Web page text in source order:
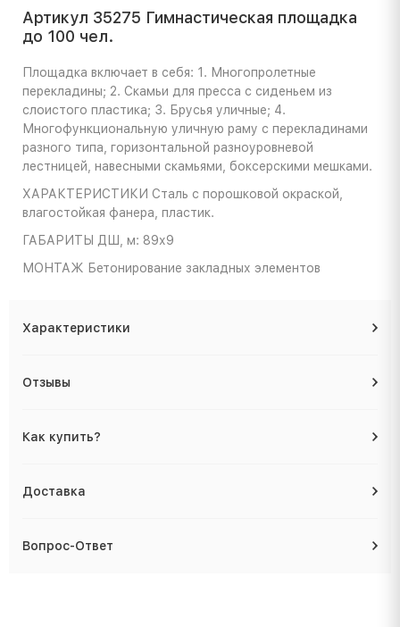
Артикул 35275 Гимнастическая площадка
до 100 чел.
Площадка включает в себя: 1. Многопролетные
перекладины; 2. Скамьи для пресса с сиденьем из
слоистого пластика; 3. Брусья уличные; 4.
Многофункциональную уличную раму с перекладинами
разного типа, горизонтальной разноуровневой
лестницей, навесными скамьями, боксерскими мешками.
ХАРАКТЕРИСТИКИ Сталь с порошковой окраской,
влагостойкая фанера, пластик.
ГАБАРИТЫ ДШ, м: 89х9
МОНТАЖ Бетонирование закладных элементов
Характеристики
Отзывы
Как купить?
Доставка
Вопрос-Ответ